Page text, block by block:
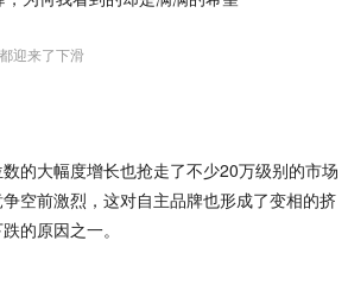
迎来了下滑
的大幅度增长也抢走了不少20万级别的市场
空前激烈，这对自主品牌也形成了变相的挤
的原因之一。